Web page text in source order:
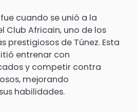
cuando se unió a la
Club Africain, uno de los
prestigiosos de Túnez. Esta
entrenar con
y competir contra
mejorando
habilidades.